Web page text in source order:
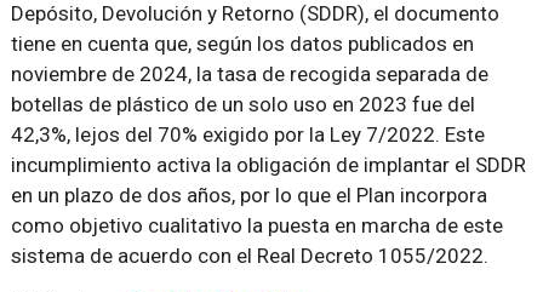
Depósito, Devolución y Retorno (SDDR), el documento
tiene en cuenta que, según los datos publicados en
noviembre de 2024, la tasa de recogida separada de
botellas de plástico de un solo uso en 2023 fue del
42,3%, lejos del 70% exigido por la Ley 7/2022. Este
incumplimiento activa la obligación de implantar el SDDR
en un plazo de dos años, por lo que el Plan incorpora
como objetivo cualitativo la puesta en marcha de este
sistema de acuerdo con el Real Decreto 1055/2022.